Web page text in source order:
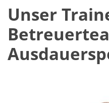
Unser